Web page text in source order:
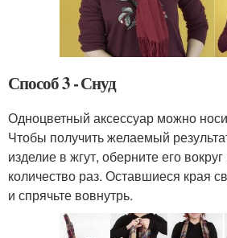
Способ 3 - Снуд
Одноцветный аксессуар можно
Чтобы получить желаемый
изделие в жгут, оберните его
количество раз. Оставшиеся края
и спрячьте вовнутрь.